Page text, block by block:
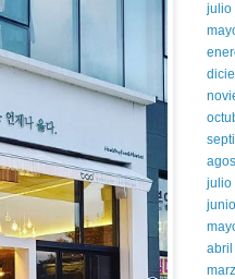
julio
julio